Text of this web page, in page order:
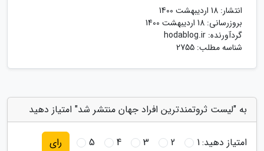
انتشار: 18 اردیبهشت 1400
بروزرسانی: 18 اردیبهشت 1400
گردآورنده: hodablog.ir
شناسه مطلب: 2755
به "لیست ثروتمندترین افراد جهان منتشر شد" امتیاز دهید
امتیاز دهید:1
2
3
4
5 رای